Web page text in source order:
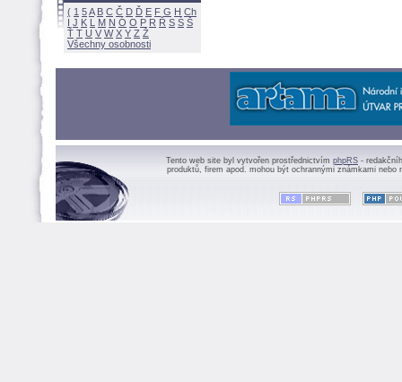
( 1 5A B C Č D Ď E F G H Ch
I J K L M N Ó O P R Ř S Ś
Ť T U V W X Y Z
Všechny osobnosti
Tento web site byl vytvořen prostřednictvím phpRS -
produktů, firem apod. mohou být ochrannými známkami